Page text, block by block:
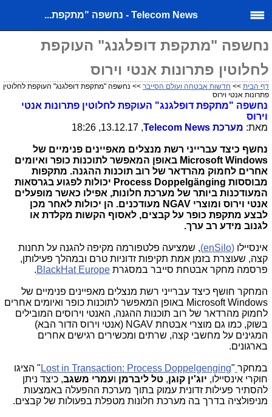
Telecom News - נחשפה "מתקפת...
נחשפה "מתקפת דופלגנג" העוקפת
לחלוטין פתרונות אנטי וירוס
דף הבית >> חדשות אבטחה ועולם הסייבר >> נחשפה "מתקפת דופלגנג" העוקפת לחלוטין
פתרונות אנטי וירוס
נחשפה "מתקפת דופלגנג" העוקפת לחלוטין פתרונות אנטי
וירוס
מאת: מערכת Telecom News
, 13.12.17, 18:26
נחשף כיצד עברייני רשת מנצלים מאפיינים פנימיים של
Microsoft Windows באופן המאפשר לתוכנות כופר ואיומים
אחרים לחמוק מהרדאר של רוב תוכנות ההגנה. מתקפות
מבוססות Process Doppelgänging יכולות לפגוע בגרסאות
המעודכנות ביותר של מערכת חלונות, אפילו כאשר מופעלים
אנטי וירוס ומוצרי NGAV מעודכנים. הן יכולות לאחר מכן
לבצע מתקפת כופר על קבצים, לאסוף הקשות מקלדת או
לגנוב מידע רב ערך.
אינסיילו (
enSilo
), שמציעה פלטפורמה מקיפה להגנה על תחנות
קצה, שעוצרת בזמן אמת תקיפות זדוניות טרם ובמהלך פעילותן,
פרסמה מחקר אבטחת סייבר במסגרת BlackHat Europe
.
המחקר חושף כיצד עברייני רשת מנצלים מאפיינים פנימיים של
Microsoft Windows באופן המאפשר לתוכנות כופר ואיומים אחרים
לחמוק מהרדאר של רוב תוכנות ההגנה, האנטי וירוסים המובילים
בשוק, כמו גם מוצרי אבטחת NGAV (אנטי וירוס הדור הבא)
המגינים על מחשבי קצה, שרתים ומכשירים רגישים אחרים
בארגונים.
במחקר "
Lost in Transaction: Process Doppelgenging " הציגו
חוקרי אינסיילו, יוג'ין קוגן, טל ליברמן ועמרי משגב, כיצד ניתן
להסתיר פעילות זדונית עמוק בתוך מערכת ההפעלה באמצעות
מניפולציה בדרך בה מערכת חלונות מטפלת בפעולות של קבצים.